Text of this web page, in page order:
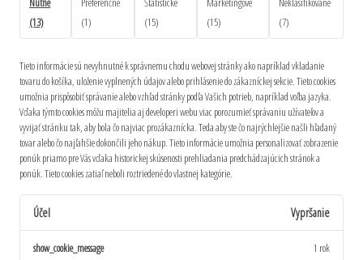
(13)
(1)
(15)
(15)
(7)
Tieto informácie sú nevyhnutné k správnemu chodu webovej stránky ako napríklad vkladanie
tovaru do košíka, uloženie vyplnených údajov alebo prihlásenie do zákazníckej sekcie.Tieto cookies
umožnia prispôsobiť správanie alebo vzhľad stránky podľa Vašich potrieb, napríklad voľba jazyka.
Vďaka týmto cookies môžu majitelia aj developeri webu viac porozumieť správaniu užívateľov a
vyvijať stránku tak, aby bola čo najviac prozákaznícka. Teda aby ste čo najrýchlejšie našli hľadaný
tovar alebo čo najľahšie dokončili jeho nákup.Tieto informácie umožnia personalizovať zobrazenie
ponúk priamo pre Vás vďaka historickej skúsenosti prehliadania predchádzajúcich stránok a
ponúk.Tieto cookies zatiaľ neboli roztriedené do vlastnej kategórie.
Účel Vypršanie
show_cookie_message
1 rok